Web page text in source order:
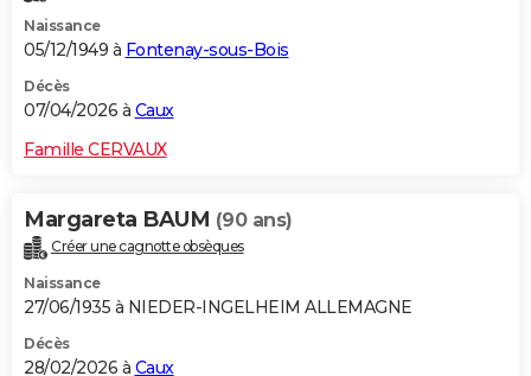
Naissance
05/12/1949 à Fontenay-sous-Bois
Décès
07/04/2026 à Caux
Famille CERVAUX
Margareta BAUM (90 ans)
Créer une cagnotte obsèques
Naissance
27/06/1935 à NIEDER-INGELHEIM ALLEMAGNE
Décès
28/02/2026 à Caux